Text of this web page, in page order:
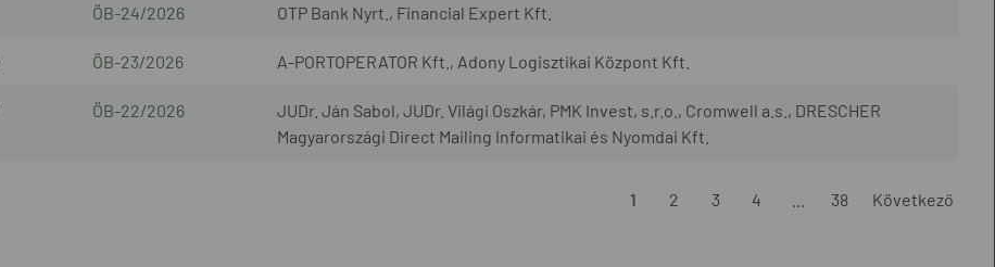
ÖB-24/2026 OTP Bank Nyrt., Financial Expert Kft.
ÖB-23/2026 A-PORTOPERATOR Kft., Adony Logisztikai Központ Kft.
ÖB-22/2026
JUDr. Ján Sabol, JUDr. Világi Oszkár, PMK Invest, s.r.o., Cromwell a.s., DRESCHER
Magyarországi Direct Mailing Informatikai és Nyomdai Kft.
1 2 3 4 38 Következő